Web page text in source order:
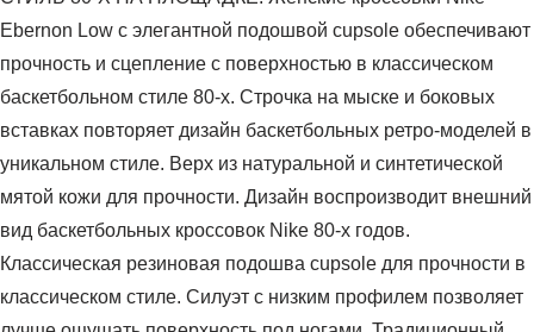
Ebernon Low с элегантной подошвой cupsole обеспечивают
прочность и сцепление с поверхностью в классическом
баскетбольном стиле 80-х. Строчка на мыске и боковых
вставках повторяет дизайн баскетбольных ретро-моделей в
уникальном стиле. Верх из натуральной и синтетической
мятой кожи для прочности. Дизайн воспроизводит внешний
вид баскетбольных кроссовок Nike 80-х годов.
Классическая резиновая подошва cupsole для прочности в
классическом стиле. Силуэт с низким профилем позволяет